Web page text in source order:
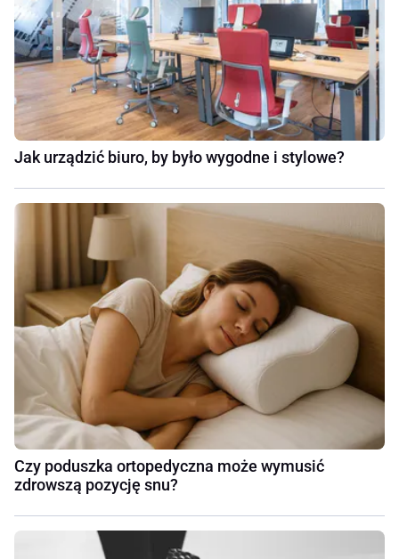
Jak urządzić biuro, by było wygodne i stylowe?
Czy poduszka ortopedyczna może wymusić
zdrowszą pozycję snu?